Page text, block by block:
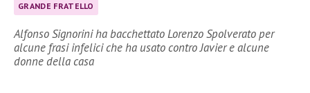
GRANDE FRATELLO
Alfonso Signorini ha bacchettato Lorenzo Spolverato per
alcune frasi infelici che ha usato contro Javier e alcune
donne della casa